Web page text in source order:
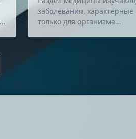
заболевания, характерные
только для организма